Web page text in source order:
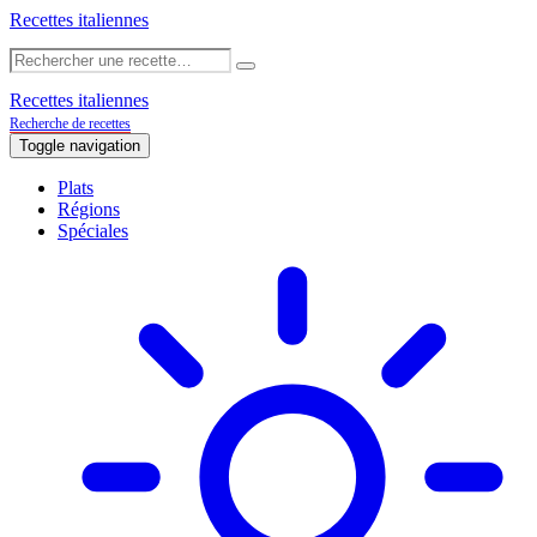
Recettes italiennes
Recettes italiennes
Recherche de recettes
Toggle navigation
Plats
Régions
Spéciales